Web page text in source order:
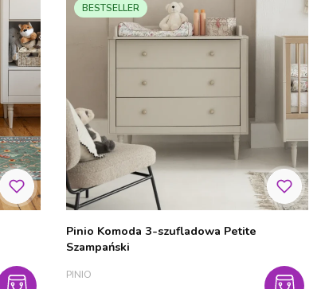
BESTSELLER
Pinio Komoda 3-szufladowa Petite
Szampański
PRODUCENT
PINIO